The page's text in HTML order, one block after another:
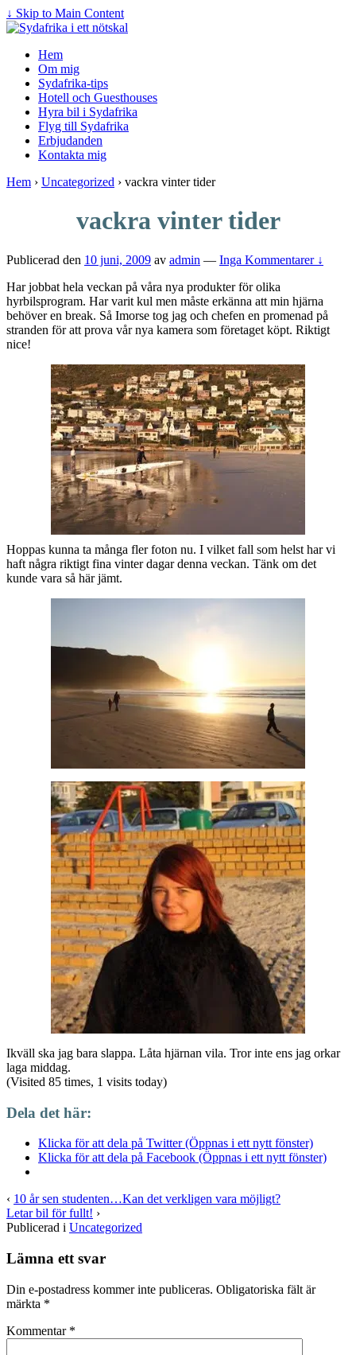
↓ Skip to Main Content
Hem
Om mig
Sydafrika-tips
Hotell och Guesthouses
Hyra bil i Sydafrika
Flyg till Sydafrika
Erbjudanden
Kontakta mig
Hem › Uncategorized › vackra vinter tider
vackra vinter tider
Publicerad den 10 juni, 2009 av admin — Inga Kommentarer ↓
Har jobbat hela veckan på våra nya produkter för olika
hyrbilsprogram. Har varit kul men måste erkänna att min hjärna
behöver en break. Så Imorse tog jag och chefen en promenad på
stranden för att prova vår nya kamera som företaget köpt. Riktigt
nice!
Hoppas kunna ta många fler foton nu. I vilket fall som helst har vi
haft några riktigt fina vinter dagar denna veckan. Tänk om det
kunde vara så här jämt.
Ikväll ska jag bara slappa. Låta hjärnan vila. Tror inte ens jag orkar
laga middag.
(Visited 85 times, 1 visits today)
Dela det här:
Klicka för att dela på Twitter (Öppnas i ett nytt fönster)
Klicka för att dela på Facebook (Öppnas i ett nytt fönster)
‹ 10 år sen studenten…Kan det verkligen vara möjligt?
Letar bil för fullt! ›
Publicerad i Uncategorized
Lämna ett svar
Din e-postadress kommer inte publiceras. Obligatoriska fält är
märkta *
Kommentar *